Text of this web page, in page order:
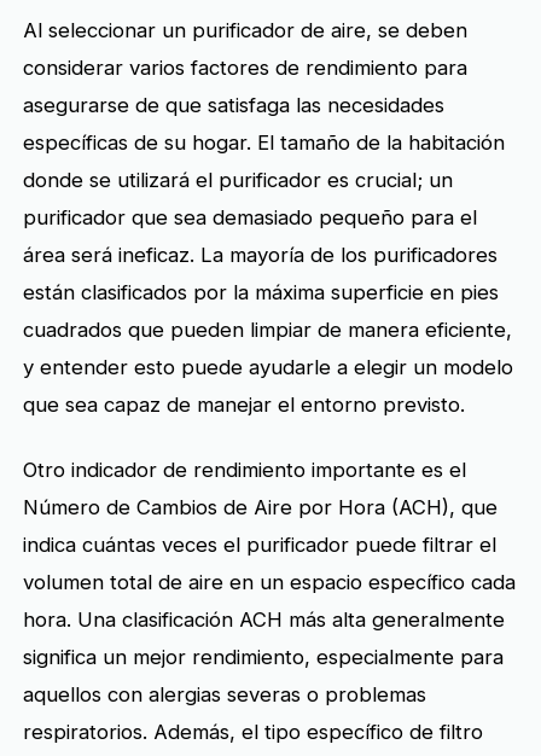
Al seleccionar un purificador de aire, se deben
considerar varios factores de rendimiento para
asegurarse de que satisfaga las necesidades
específicas de su hogar. El tamaño de la habitación
donde se utilizará el purificador es crucial; un
purificador que sea demasiado pequeño para el
área será ineficaz. La mayoría de los purificadores
están clasificados por la máxima superficie en pies
cuadrados que pueden limpiar de manera eficiente,
y entender esto puede ayudarle a elegir un modelo
que sea capaz de manejar el entorno previsto.
Otro indicador de rendimiento importante es el
Número de Cambios de Aire por Hora (ACH), que
indica cuántas veces el purificador puede filtrar el
volumen total de aire en un espacio específico cada
hora. Una clasificación ACH más alta generalmente
significa un mejor rendimiento, especialmente para
aquellos con alergias severas o problemas
respiratorios. Además, el tipo específico de filtro